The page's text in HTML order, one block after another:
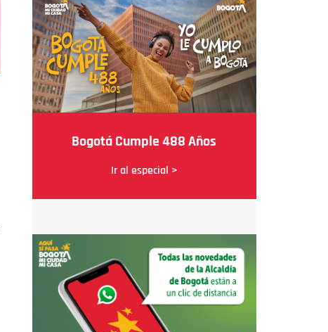
Bogotá Cumple 488 Años
Ir al especial >